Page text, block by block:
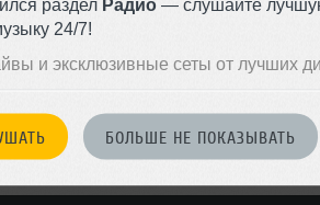
раздел Радио — слушайте
24/7!
и эксклюзивные сеты от лучших
БОЛЬШЕ НЕ ПОКАЗЫВАТЬ
Россия